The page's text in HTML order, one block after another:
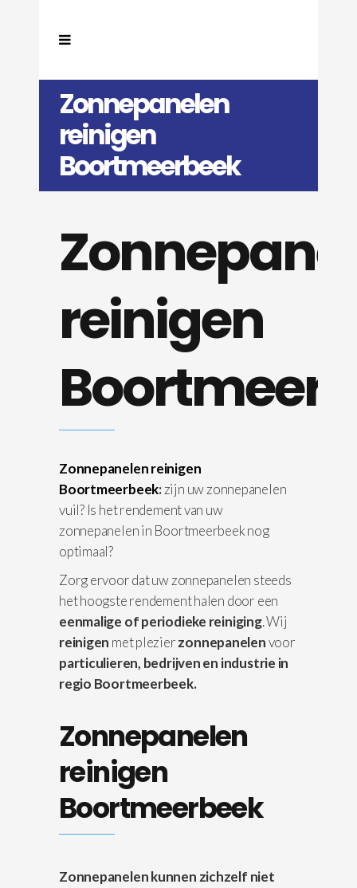
Zonnepanelen
reinigen
Boortmeerbeek
reinigen
Zonnepanelen reinigen
Boortmeerbeek:zijn uw zonnepanelen
vuil? Is het rendement van uw
zonnepanelen in Boortmeerbeek nog
optimaal?
Zorg ervoor dat uw zonnepanelen steeds
het hoogste rendement halen door een
eenmalige of periodieke reiniging. Wij
reinigen met plezierzonnepanelenvoor
particulieren, bedrijven en industrie in
regio Boortmeerbeek.
Zonnepanelen
reinigen
Boortmeerbeek
Zonnepanelen kunnen zichzelf niet